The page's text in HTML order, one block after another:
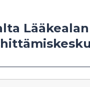
Lääkealan